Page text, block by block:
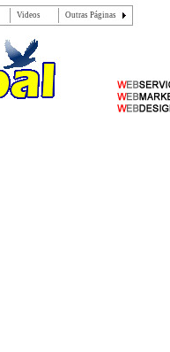
Videos Outras Páginas